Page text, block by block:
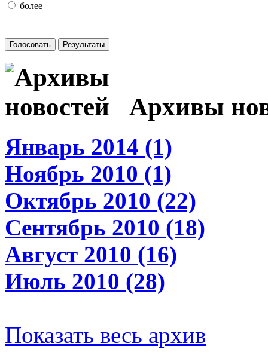
более
Архивы
Январь 2014 (1)
Ноябрь 2010 (1)
Октябрь 2010 (22)
Сентябрь 2010 (18)
Август 2010 (16)
Июль 2010 (28)
Показать весь архив